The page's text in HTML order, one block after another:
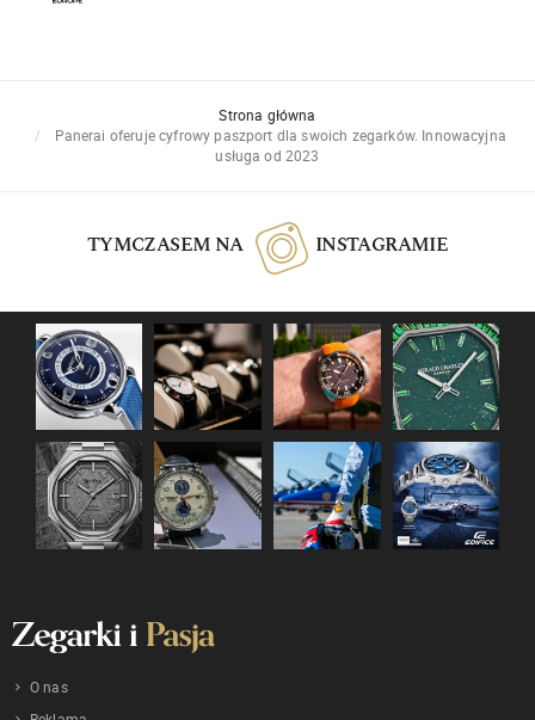
Strona główna
Panerai oferuje cyfrowy paszport dla swoich zegarków. Innowacyjna
usługa od 2023
TYMCZASEM NA INSTAGRAMIE
O nas